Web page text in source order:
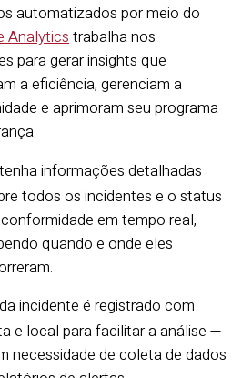
automatizados por meio do
Analytics trabalha nos
para gerar insights que
a eficiência, gerenciam a
e aprimoram seu programa
informações detalhadas
todos os incidentes e o status
em tempo real,
quando e onde eles
incidente é registrado com
e local para facilitar a análise —
necessidade de coleta de dados